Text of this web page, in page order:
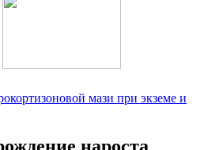
мази при экземе и